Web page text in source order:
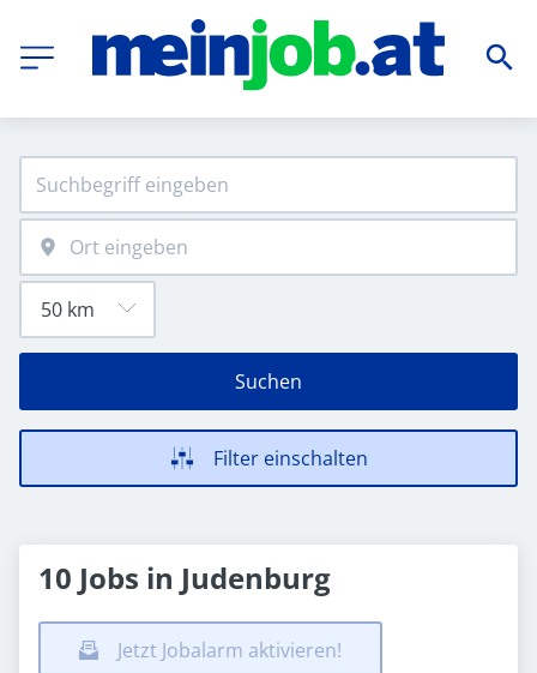
Suchen
Filter einschalten
10 Jobs in Judenburg
Jetzt Jobalarm aktivieren!